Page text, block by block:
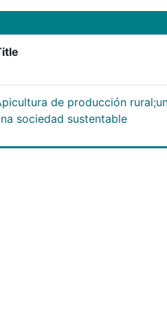
de producción
sociedad sustentable